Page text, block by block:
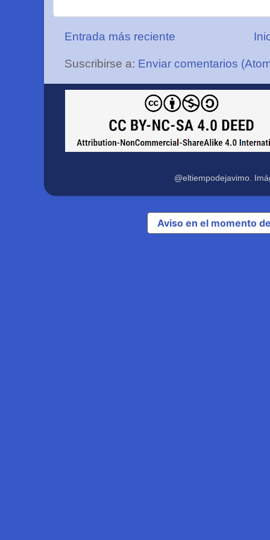
Entrada más reciente
Suscribirse a: Enviar comentarios
@eltiempodejavimo.
Aviso en el momento